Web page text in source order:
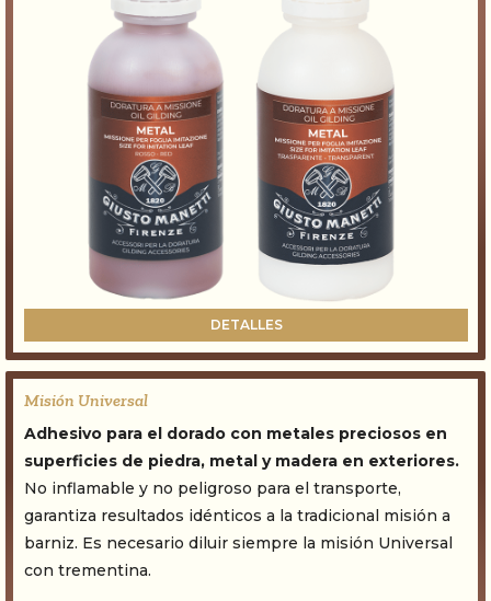
DETALLES
Misión Universal
Adhesivo para el dorado con metales preciosos en
superficies de piedra, metal y madera en exteriores.
No inflamable y no peligroso para el transporte,
garantiza resultados idénticos a la tradicional misión a
barniz. Es necesario diluir siempre la misión Universal
con trementina.